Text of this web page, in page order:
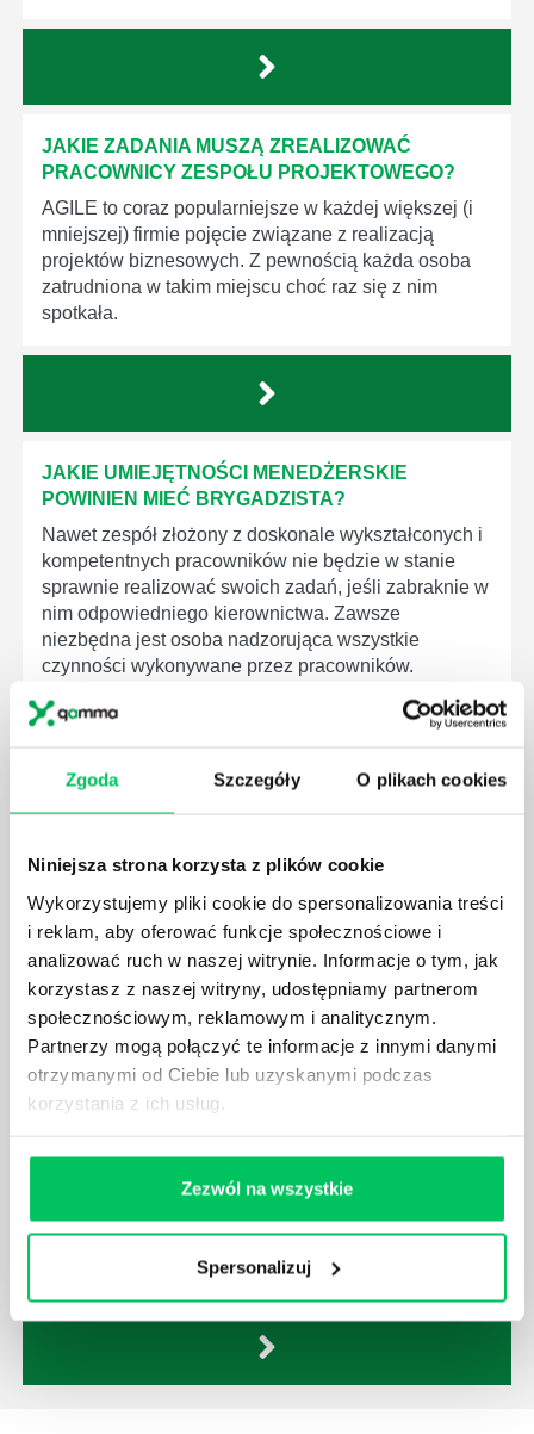
Zgoda Szczegóły O plikach cookies
Niniejsza strona korzysta z plików cookie
Wykorzystujemy pliki cookie do spersonalizowania treści
i reklam, aby oferować funkcje społecznościowe i
analizować ruch w naszej witrynie. Informacje o tym, jak
korzystasz z naszej witryny, udostępniamy partnerom
społecznościowym, reklamowym i analitycznym.
Partnerzy mogą połączyć te informacje z innymi danymi
otrzymanymi od Ciebie lub uzyskanymi podczas
korzystania z ich usług.
Zezwól na wszystkie
Spersonalizuj
JAKIE ZADANIA MUSZĄ ZREALIZOWAĆ
PRACOWNICY ZESPOŁU PROJEKTOWEGO?
AGILE to coraz popularniejsze w każdej większej (i
mniejszej) firmie pojęcie związane z realizacją
projektów biznesowych. Z pewnością każda osoba
zatrudniona w takim miejscu choć raz się z nim
spotkała.
JAKIE UMIEJĘTNOŚCI MENEDŻERSKIE
POWINIEN MIEĆ BRYGADZISTA?
Nawet zespół złożony z doskonale wykształconych i
kompetentnych pracowników nie będzie w stanie
sprawnie realizować swoich zadań, jeśli zabraknie w
nim odpowiedniego kierownictwa. Zawsze
niezbędna jest osoba nadzorująca wszystkie
czynności wykonywane przez pracowników.
firmie. Osoba je pełniąca jest w pełni odpowiedzialna
za realizację działań podległych mu osób oraz
działu.
KAŻDY MENEDŻER?
Istnieje wiele metod zarządzania, które mogą okazać
ludzkimi oraz poszczególnymi etapami projektu nie
jest jednak łatwe i warto mieć tego świadomość.